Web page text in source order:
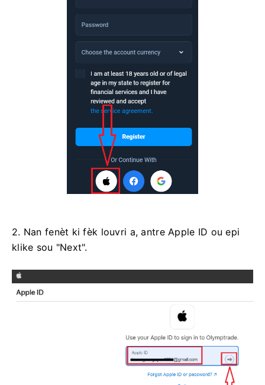
2. Nan fenèt ki fèk louvri a, antre Apple ID ou epi
klike sou "Next".